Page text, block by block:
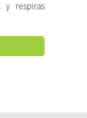
y respiras